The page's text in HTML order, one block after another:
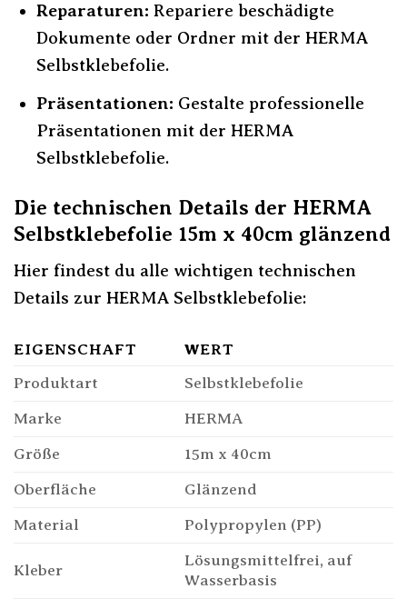
Reparaturen: Repariere beschädigte
Dokumente oder Ordner mit der HERMA
Selbstklebefolie.
Präsentationen: Gestalte professionelle
Präsentationen mit der HERMA
Selbstklebefolie.
Die technischen Details der HERMA
Selbstklebefolie 15m x 40cm glänzend
Hier findest du alle wichtigen technischen
Details zur HERMA Selbstklebefolie:
EIGENSCHAFT
WERT
Produktart
Selbstklebefolie
Marke HERMA
Größe 15m x 40cm
Oberfläche Glänzend
Material Polypropylen (PP)
Kleber
Lösungsmittelfrei, auf
Wasserbasis